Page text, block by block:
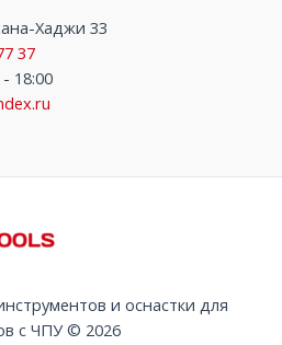
Хаджи 33
37
18:00
и оснастки для
с ЧПУ © 2026